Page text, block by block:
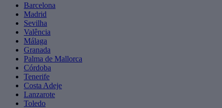
Barcelona
Madrid
Sevilha
Valência
Málaga
Granada
Palma de Mallorca
Córdoba
Tenerife
Costa Adeje
Lanzarote
Toledo